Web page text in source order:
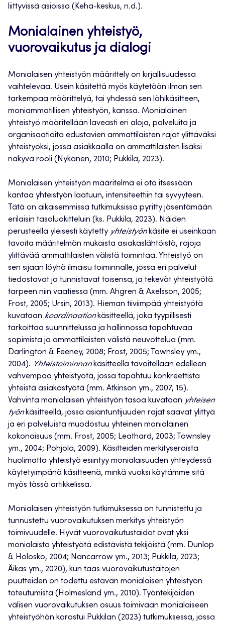
liittyvissä asioissa (Keha-keskus, n.d.).
Monialainen yhteistyö,
vuorovaikutus ja dialogi
Monialaisen yhteistyön määrittely on kirjallisuudessa
vaihtelevaa. Usein käsitettä myös käytetään ilman sen
tarkempaa määrittelyä, tai yhdessä sen lähikäsitteen,
moniammatillisen yhteistyön, kanssa. Monialainen
yhteistyö määritellään laveasti eri aloja, palveluita ja
organisaatioita edustavien ammattilaisten rajat ylittäväksi
yhteistyöksi, jossa asiakkaalla on ammattilaisten lisäksi
näkyvä rooli (Nykänen, 2010; Pukkila, 2023).
Monialaisen yhteistyön määritelmä ei ota itsessään
kantaa yhteistyön laatuun, intensiteettiin tai syvyyteen.
Tätä on aikaisemmissa tutkimuksissa pyritty jäsentämään
erilaisin tasoluokitteluin (ks. Pukkila, 2023). Näiden
perusteella yleisesti käytetty yhteistyönkäsite ei useinkaan
tavoita määritelmän mukaista asiakaslähtöistä, rajoja
ylittävää ammattilaisten välistä toimintaa. Yhteistyö on
sen sijaan löyhä ilmaisu toiminnalle, jossa eri palvelut
tiedostavat ja tunnistavat toisensa, ja tekevät yhteistyötä
tarpeen niin vaatiessa (mm. Ahgren & Axelsson, 2005;
Frost, 2005; Ursin, 2013). Hieman tiiviimpää yhteistyötä
kuvataan koordinaationkäsitteellä, joka tyypillisesti
tarkoittaa suunnittelussa ja hallinnossa tapahtuvaa
sopimista ja ammattilaisten välistä neuvottelua (mm.
Darlington & Feeney, 2008; Frost, 2005; Townsley ym.,
2004). Yhteistoiminnankäsitteellä tavoitellaan edelleen
vahvempaa yhteistyötä, jossa tapahtuu konkreettista
yhteistä asiakastyötä (mm. Atkinson ym., 2007, 15).
Vahvinta monialaisen yhteistyön tasoa kuvataan yhteisen
työnkäsitteellä, jossa asiantuntijuuden rajat saavat ylittyä
ja eri palveluista muodostuu yhteinen monialainen
kokonaisuus (mm. Frost, 2005; Leathard, 2003; Townsley
ym., 2004; Pohjola, 2009). Käsitteiden merkityseroista
huolimatta yhteistyö esiintyy monialaisuuden yhteydessä
käytetyimpänä käsitteenä, minkä vuoksi käytämme sitä
myös tässä artikkelissa.
Monialaisen yhteistyön tutkimuksessa on tunnistettu ja
tunnustettu vuorovaikutuksen merkitys yhteistyön
toimivuudelle. Hyvät vuorovaikutustaidot ovat yksi
monialaista yhteistyötä edistävistä tekijöistä (mm. Dunlop
& Holosko, 2004; Nancarrow ym., 2013; Pukkila, 2023;
Äikäs ym., 2020), kun taas vuorovaikutustaitojen
puutteiden on todettu estävän monialaisen yhteistyön
toteutumista (Holmesland ym., 2010). Työntekijöiden
välisen vuorovaikutuksen osuus toimivaan monialaiseen
yhteistyöhön korostui Pukkilan (2023) tutkimuksessa, jossa